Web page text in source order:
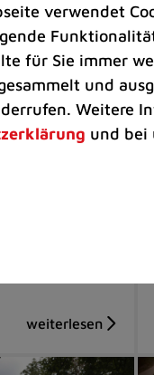
Kultur
Stark
ist!“ am
an
verwendet
für Sie immer
und
Weitere
und bei